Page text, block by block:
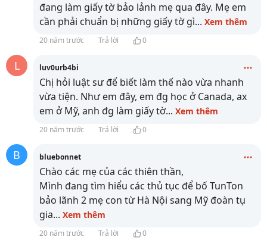
đang làm giấy tờ bảo lảnh mẹ qua đây. Mẹ em
cần phải chuẩn bị những giấy tờ gì... Xem thêm
20 năm trước Trả lời 0
L luv0urb4bi
Chị hỏi luật sư để biết làm thế nào vừa nhanh
vừa tiện. Như em đây, em đg học ở Canada, ax
em ở Mỹ, anh đg làm giấy tờ... Xem thêm
20 năm trước Trả lời 0
B bluebonnet
Chào các mẹ của các thiên thần,
Mình đang tìm hiểu các thủ tục để bố TunTon
bảo lãnh 2 mẹ con từ Hà Nội sang Mỹ đoàn tụ
gia... Xem thêm
20 năm trước Trả lời 0